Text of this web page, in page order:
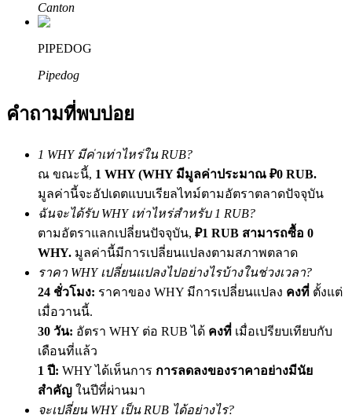
การแนะนำ
เชิญเพื่อนเพื่อรับรางวัลเงินสด
BTC Welcome Rewards
BTC Welcome Rewards
Deposit & Trade BTC to Share 25000 USDT prize pool!
Deposit CASHCAT & Win
Canton
PIPEDOG
Pipedog
คำถามที่พบบ่อย
1 WHY มีค่าเท่าไหร่ใน RUB?
ณ ขณะนี้, 1 WHY (WHY มีมูลค่าประมาณ ₽0 RUB.
มูลค่านี้จะอัปเดตแบบเรียลไทม์ตามอัตราตลาดปัจจุบัน
ฉันจะได้รับ WHY เท่าไหร่สำหรับ 1 RUB?
ตามอัตราแลกเปลี่ยนปัจจุบัน, ₽1 RUB สามารถซื้อ 0
WHY. มูลค่านี้มีการเปลี่ยนแปลงตามสภาพตลาด
ราคา WHY เปลี่ยนแปลงไปอย่างไรบ้างในช่วงเวลา?
24 ชั่วโมง: ราคาของ WHY มีการเปลี่ยนแปลง คงที่ ตั้งแต่
เมื่อวานนี้.
30 วัน: อัตรา WHY ต่อ RUB ได้ คงที่ เมื่อเปรียบเทียบกับ
เดือนที่แล้ว
1 ปี: WHY ได้เห็นการ การลดลงของราคาอย่างมีนัย
สำคัญ ในปีที่ผ่านมา
จะเปลี่ยน WHY เป็น RUB ได้อย่างไร?